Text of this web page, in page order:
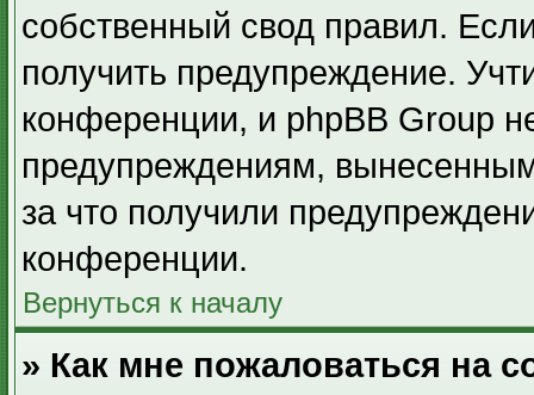
собственный свод правил.
получить предупреждение.
конференции, и phpBB Group
предупреждениям,
за что получили
конференции.
Вернуться к началу
» Как мне пожаловаться на